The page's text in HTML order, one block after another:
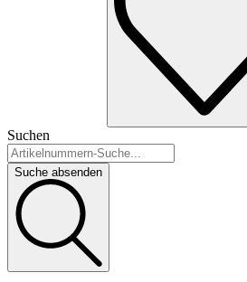
Suchen
Suche absenden